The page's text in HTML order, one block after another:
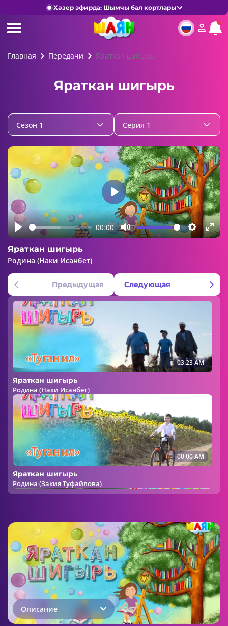
Хәзер эфирда: Шымчы бал кортлары
Главная Передачи Яраткан шигырь
Яраткан шигырь
Сезон 1 Серия 1
Play
00:00
Mute Settings
Play
Яраткан шигырь
Родина (Наки Исанбет)
Предыдущая Следующая
03:23 AM
Яраткан шигырь
Родина (Наки Исанбет)
00:00 AM
Яраткан шигырь
Родина (Закия Туфайлова)
00:00 AM
Яраткан шигырь
Метро (Рафис Курбан)
Описание